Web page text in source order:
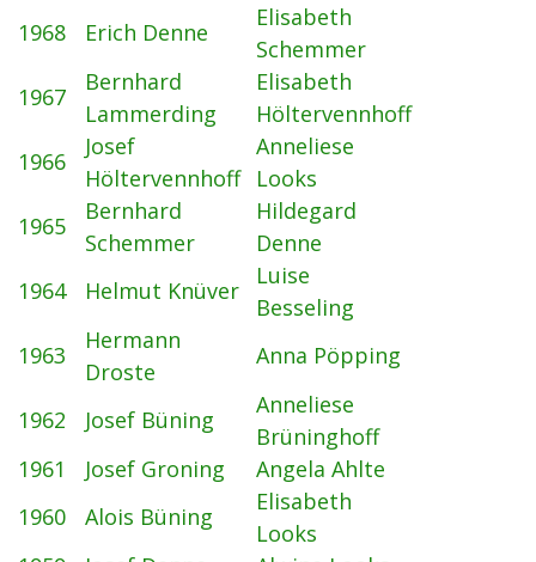
1968
Erich Denne
Elisabeth
Schemmer
1967
Bernhard
Lammerding
Elisabeth
Höltervennhoff
1966
Josef
Höltervennhoff
Anneliese
Looks
1965
Bernhard
Schemmer
Hildegard
Denne
1964
Helmut Knüver
Luise
Besseling
1963
Hermann
Droste
Anna Pöpping
1962 Josef Büning
Anneliese
Brüninghoff
1961
Josef Groning
Angela Ahlte
1960
Alois Büning
Elisabeth
Looks